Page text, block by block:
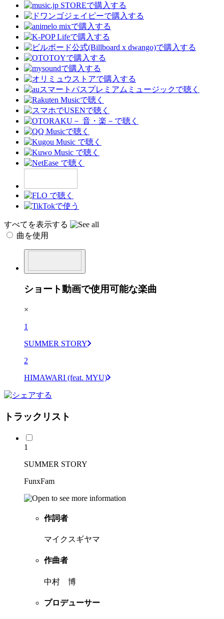
すべてを表示する
曲を使用
ショート動画で使用可能な楽曲
×
1
SUMMER STORY
2
HIMAWARI (feat. MYU)
トラックリスト
1
SUMMER STORY
FunxFam
作詞者
マイクスギヤマ
作曲者
中村 博
プロデューサー